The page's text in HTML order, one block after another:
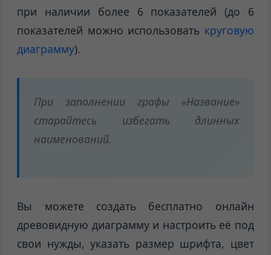
при наличии более 6 показателей (до 6
показателей можно использовать круговую
диаграмму).
При заполнении графы «Название»
старайтесь избегать длинных
наименований.
Вы можете создать бесплатно онлайн
древовидную диаграмму и настроить её под
свои нужды, указать размер шрифта, цвет